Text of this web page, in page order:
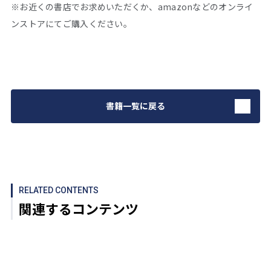
※お近くの書店でお求めいただくか、amazonなどのオンライ
ンストアにてご購入ください。
書籍一覧に戻る
RELATED CONTENTS
関連するコンテンツ